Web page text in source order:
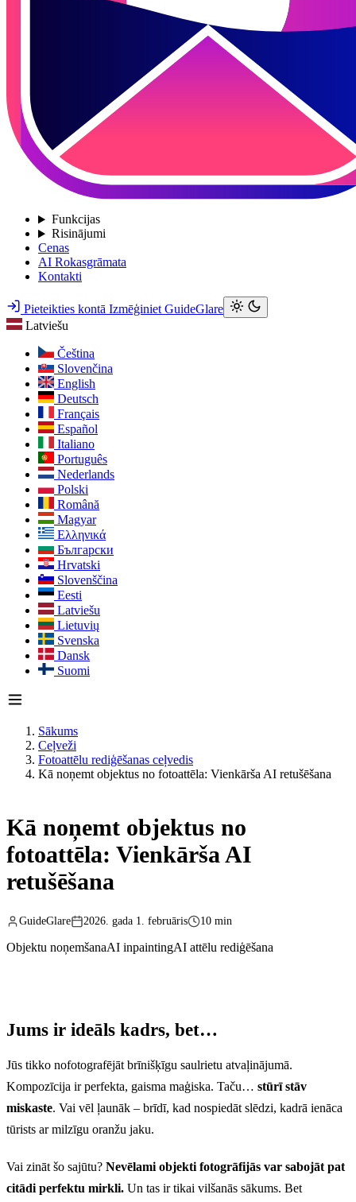
Funkcijas
Risinājumi
Cenas
AI Rokasgrāmata
Kontakti
Pieteikties kontā Izmēģiniet GuideGlare
Latviešu
Čeština
Slovenčina
English
Deutsch
Français
Español
Italiano
Português
Nederlands
Polski
Română
Magyar
Ελληνικά
Български
Hrvatski
Slovenščina
Eesti
Latviešu
Lietuvių
Svenska
Dansk
Suomi
Sākums
Ceļveži
Fotoattēlu rediģēšanas ceļvedis
Kā noņemt objektus no fotoattēla: Vienkārša AI retušēšana
Kā noņemt objektus no
fotoattēla: Vienkārša AI
retušēšana
GuideGlare 2026. gada 1. februāris 10 min
Objektu noņemšanaAI inpaintingAI attēlu rediģēšana
Jums ir ideāls kadrs, bet…
Jūs tikko nofotografējāt brīnišķīgu saulrietu atvaļinājumā.
Kompozīcija ir perfekta, gaisma maģiska. Taču… stūrī stāv
miskaste. Vai vēl ļaunāk – brīdī, kad nospiedāt slēdzi, kadrā ienāca
tūrists ar milzīgu oranžu jaku.
Vai zināt šo sajūtu? Nevēlami objekti fotogrāfijās var sabojāt pat
citādi perfektu mirkli. Un tas ir tikai vilšanās sākums. Bet